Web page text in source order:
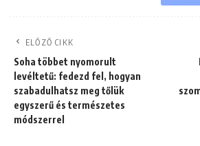
ELŐZŐ CIKK
Soha többet nyomorult
levéltetű: fedezd fel, hogyan
szabadulhatsz meg tőlük
egyszerű és természetes
módszerrel